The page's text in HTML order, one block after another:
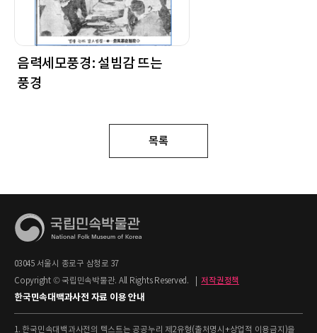
음력세모풍경: 설빔감 뜨는
풍경
목록
03045 서울시 종로구 삼청로 37
Copyright © 국립민속박물관. All Rights Reserved.
저작권정책
한국민속대백과사전 자료 이용 안내
1. 한국민속대백과사전의 텍스트는 공공누리 제2유형(출처명시+상업적 이용금지)을